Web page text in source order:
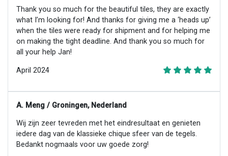
Thank you so much for the beautiful tiles, they are exactly
what I’m looking for! And thanks for giving me a ‘heads up’
when the tiles were ready for shipment and for helping me
on making the tight deadline. And thank you so much for
all your help Jan!
April 2024
A. Meng / Groningen, Nederland
Wij zijn zeer tevreden met het eindresultaat en genieten
iedere dag van de klassieke chique sfeer van de tegels.
Bedankt nogmaals voor uw goede zorg!